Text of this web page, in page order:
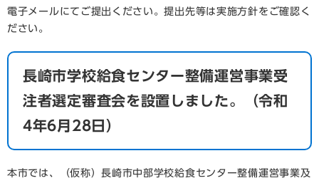
電子メールにてご提出ください。提出先等は実施方針をご確認く
ださい。
長崎市学校給食センター整備運営事業受
注者選定審査会を設置しました。（令和
4年6月28日）
本市では、（仮称）長崎市中部学校給食センター整備運営事業及